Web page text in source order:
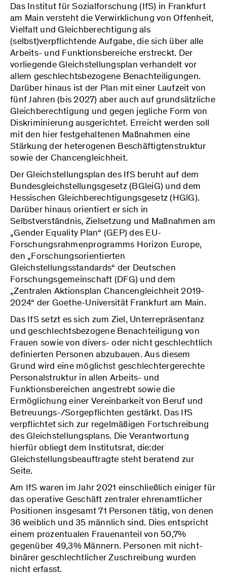
Das Institut für Sozialforschung (IfS) in Frankfurt
am Main versteht die Verwirklichung von Offenheit,
Vielfalt und Gleichberechtigung als
(selbst)verpflichtende Aufgabe, die sich über alle
Arbeits- und Funktionsbereiche erstreckt. Der
vorliegende Gleichstellungsplan verhandelt vor
allem geschlechtsbezogene Benachteiligungen.
Darüber hinaus ist der Plan mit einer Laufzeit von
fünf Jahren (bis 2027) aber auch auf grundsätzliche
Gleichberechtigung und gegen jegliche Form von
Diskriminierung ausgerichtet. Erreicht werden soll
mit den hier festgehaltenen Maßnahmen eine
Stärkung der heterogenen Beschäftigtenstruktur
sowie der Chancengleichheit.
Der Gleichstellungsplan des IfS beruht auf dem
Bundesgleichstellungsgesetz (BGleiG) und dem
Hessischen Gleichberechtigungsgesetz (HGlG).
Darüber hinaus orientiert er sich in
Selbstverständnis, Zielsetzung und Maßnahmen am
„Gender Equality Plan“ (GEP) des EU-
Forschungsrahmenprogramms Horizon Europe,
den „Forschungsorientierten
Gleichstellungsstandards“ der Deutschen
Forschungsgemeinschaft (DFG) und dem
„Zentralen Aktionsplan Chancengleichheit 2019-
2024“ der Goethe-Universität Frankfurt am Main.
Das IfS setzt es sich zum Ziel, Unterrepräsentanz
und geschlechtsbezogene Benachteiligung von
Frauen sowie von divers- oder nicht geschlechtlich
definierten Personen abzubauen. Aus diesem
Grund wird eine möglichst geschlechtergerechte
Personalstruktur in allen Arbeits- und
Funktionsbereichen angestrebt sowie die
Ermöglichung einer Vereinbarkeit von Beruf und
Betreuungs-/Sorgepflichten gestärkt. Das IfS
verpflichtet sich zur regelmäßigen Fortschreibung
des Gleichstellungsplans. Die Verantwortung
hierfür obliegt dem Institutsrat, die:der
Gleichstellungsbeauftragte steht beratend zur
Seite.
Am IfS waren im Jahr 2021 einschließlich einiger für
das operative Geschäft zentraler ehrenamtlicher
Positionen insgesamt 71 Personen tätig, von denen
36 weiblich und 35 männlich sind. Dies entspricht
einem prozentualen Frauenanteil von 50,7%
gegenüber 49,3% Männern. Personen mit nicht-
binärer geschlechtlicher Zuschreibung wurden
nicht erfasst.